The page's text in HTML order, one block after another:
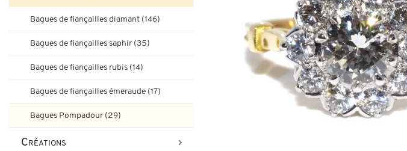
Bagues Art-Déco
Bagues Tank
Bijoux vintage
Boucles d'oreilles vintage & d'occasion
Broches et autres bijoux vintage & d'occasion
Bagues de fiançailles rubis
Bagues de fiançailles émeraude
Créations en pierres de couleur
Bagues de fiançailles diamant (146)
Bagues de fiançailles saphir (35)
Bagues de fiançailles rubis (14)
Bagues de fiançailles émeraude (17)
Bagues Pompadour (29)
Créations